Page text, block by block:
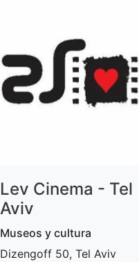
Lev Cinema - Tel
Aviv
Museos y cultura
Dizengoff 50, Tel Aviv